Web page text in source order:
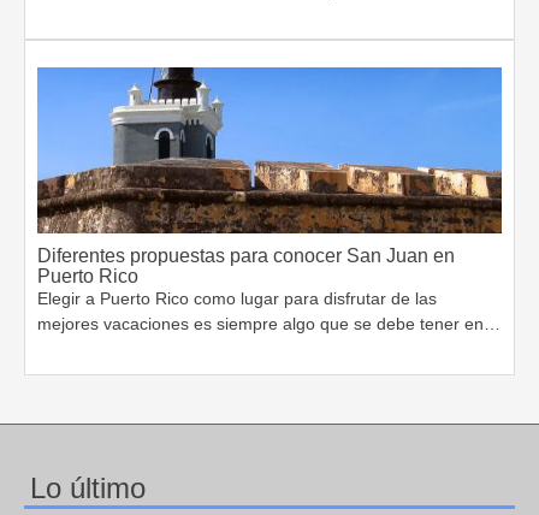
Diferentes propuestas para conocer San Juan en
Puerto Rico
Elegir a Puerto Rico como lugar para disfrutar de las
mejores vacaciones es siempre algo que se debe tener en…
Lo último